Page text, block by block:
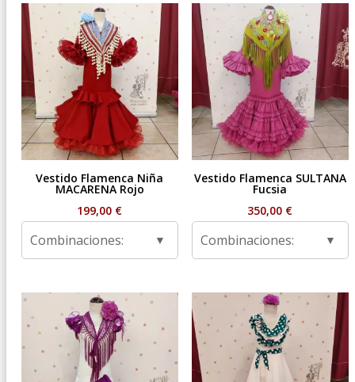
Vestido Flamenca Niña
MACARENA Rojo
199,00 €
Combinaciones:
Vestido Flamenca SULTANA
Fucsia
350,00 €
Combinaciones: